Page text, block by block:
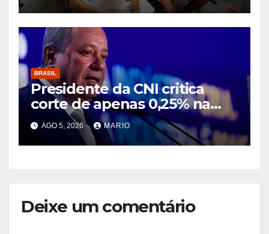
BRASIL
Presidente da CNI critica
corte de apenas 0,25% na
taxa de juros e diz que
decisão segue asfixiando a
população
AGO 5, 2026 MARIO
Deixe um comentário